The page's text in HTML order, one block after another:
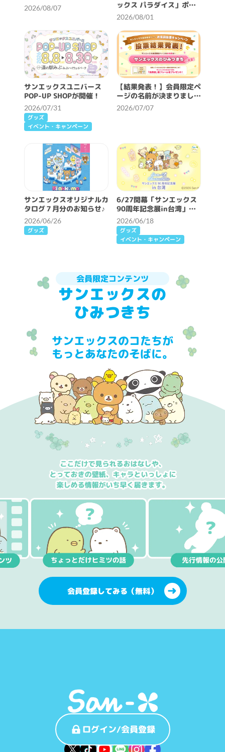
2026/08/07
ックス パラダイス」ポー
タルサイトOPEN！
2026/08/01
サンエックスユニバース
POP-UP SHOPが開催！
2026/07/31
グッズ
イベント・キャンペーン
【結果発表！】会員限定ペ
ージの名前が決まりました
♪
2026/07/07
サンエックスオリジナルカ
タログ７月分のお知らせ♪
2026/06/26
グッズ
6/27開幕「サンエックス
90周年記念展in台湾」の
最新情報をご紹介♪
2026/06/18
グッズ
イベント・キャンペーン
会員限定コンテンツ
サンエックスの
ひみつきち
サンエックスのコたちが
もっとあなたのそばに。
会員登録してみる（無料）
ログイン/会員登録